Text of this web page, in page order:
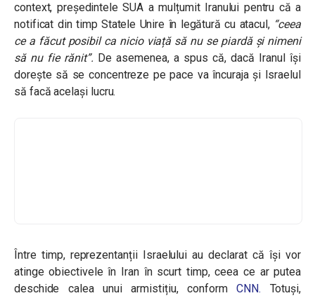
context, președintele SUA a mulțumit Iranului pentru că a
notificat din timp Statele Unire în legătură cu atacul, “ceea
ce a făcut posibil ca nicio viață să nu se piardă și nimeni
să nu fie rănit”. De asemenea, a spus că, dacă Iranul își
dorește să se concentreze pe pace va încuraja și Israelul
să facă același lucru.
Între timp, reprezentanții Israelului au declarat că își vor
atinge obiectivele în Iran în scurt timp, ceea ce ar putea
deschide calea unui armistițiu, conformCNN. Totuși,